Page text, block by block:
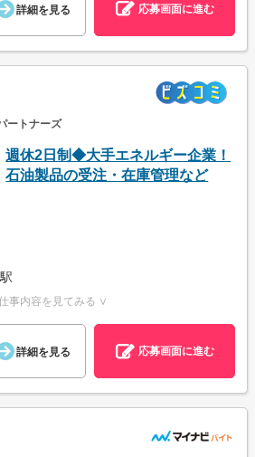
詳細を見る 応募画面に進む
ートナーズ
週休2日制◆大手エネルギー企業！
石油製品の受注・在庫管理など
事内容を見てみる ∨
詳細を見る 応募画面に進む